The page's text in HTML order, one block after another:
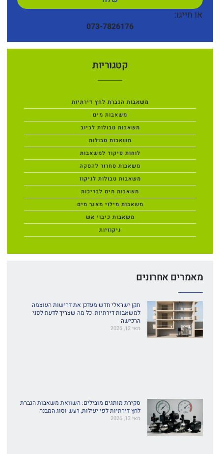
או חייגו:
073-7826176
קטגוריות
משאבות הגברת לחץ דירתיות
משאבות מים
משאבות טבולות לביוב
משאבות טבולות
לוחות פיקוד למשאבות
משאבות סחרור להסקה
משאבות טבולות לניקוז
משאבות מים לבריכות
משאבות מילוי מאגר מים
משאבות כיבוי אש
ניקוזיות
מאמרים אחרונים
תקן ישראלי חדש מעדכן את דרישות העוצמה
למשאבות דירתיות: כל מה שצריך לדעת לפני
הרכישה
מאי 12, 2026
סקירת מותגים מובילים: השוואת משאבות הגברת
לחץ דירתיות לפי יעילות, רעש וסוג המבנה
מאי 12, 2026